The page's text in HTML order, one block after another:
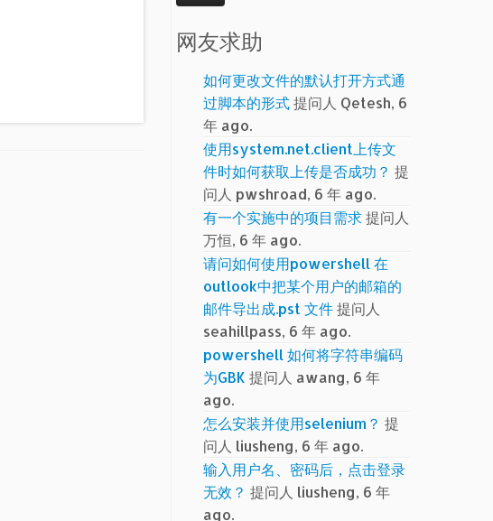
网友求助
如何更改文件的默认打开方式通
过脚本的形式提问人 Qetesh, 6
年 ago.
使用system.net.client上传文
件时如何获取上传是否成功？ 提
问人 pwshroad, 6 年 ago.
有一个实施中的项目需求提问人
万恒, 6 年 ago.
请问如何使用powershell 在
outlook中把某个用户的邮箱的
邮件导出成.pst 文件提问人
seahillpass, 6 年 ago.
powershell 如何将字符串编码
为GBK 提问人 awang, 6 年
ago.
怎么安装并使用selenium？ 提
问人 liusheng, 6 年 ago.
输入用户名、密码后，点击登录
无效？ 提问人 liusheng, 6 年
ago.